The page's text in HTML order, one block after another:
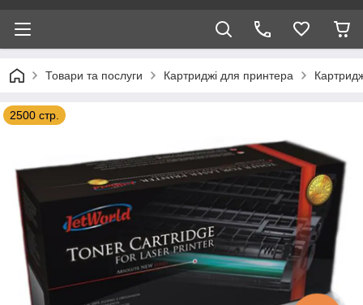
Товари та послуги Картриджі для принтера
2500 стр.